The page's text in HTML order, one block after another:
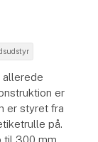
er
er styret fra
på.